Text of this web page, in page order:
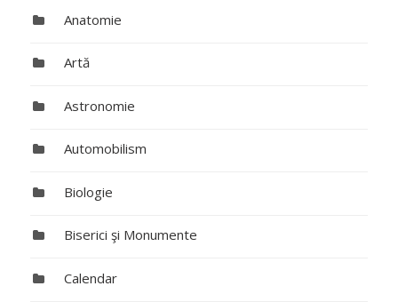
Anatomie
Artă
Astronomie
Automobilism
Biologie
Biserici şi Monumente
Calendar